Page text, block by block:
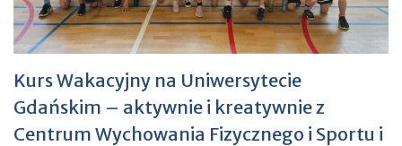
Kurs Wakacyjny na Uniwersytecie
Gdańskim – aktywnie i kreatywnie z
Centrum Wychowania Fizycznego i Sportu i